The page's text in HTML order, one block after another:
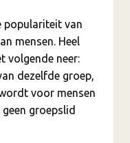
populariteit van
mensen. Heel
volgende neer:
dezelfde groep,
voor mensen
groepslid